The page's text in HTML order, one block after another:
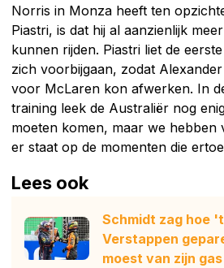
Norris in Monza heeft ten
Piastri, is dat hij al aanzienlijk
kunnen rijden. Piastri liet de
zich voorbijgaan, zodat
voor McLaren kon afwerken. In
training leek de Australiër nog
moeten komen, maar we hebben
er staat op de momenten die
Lees ook
Schmidt zag hoe
Verstappen
moest van zijn